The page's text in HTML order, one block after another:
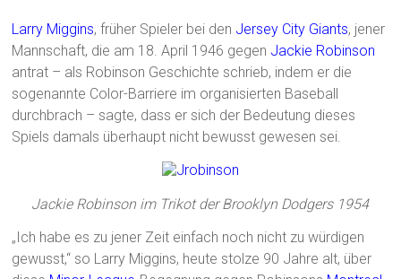
Larry Miggins, früher Spieler bei den Jersey City Giants, jener
Mannschaft, die am 18. April 1946 gegen Jackie Robinson
antrat – als Robinson Geschichte schrieb, indem er die
sogenannte Color-Barriere im organisierten Baseball
durchbrach – sagte, dass er sich der Bedeutung dieses
Spiels damals überhaupt nicht bewusst gewesen sei.
Jackie Robinson im Trikot der Brooklyn Dodgers 1954
„Ich habe es zu jener Zeit einfach noch nicht zu würdigen
gewusst,“ so Larry Miggins, heute stolze 90 Jahre alt, über